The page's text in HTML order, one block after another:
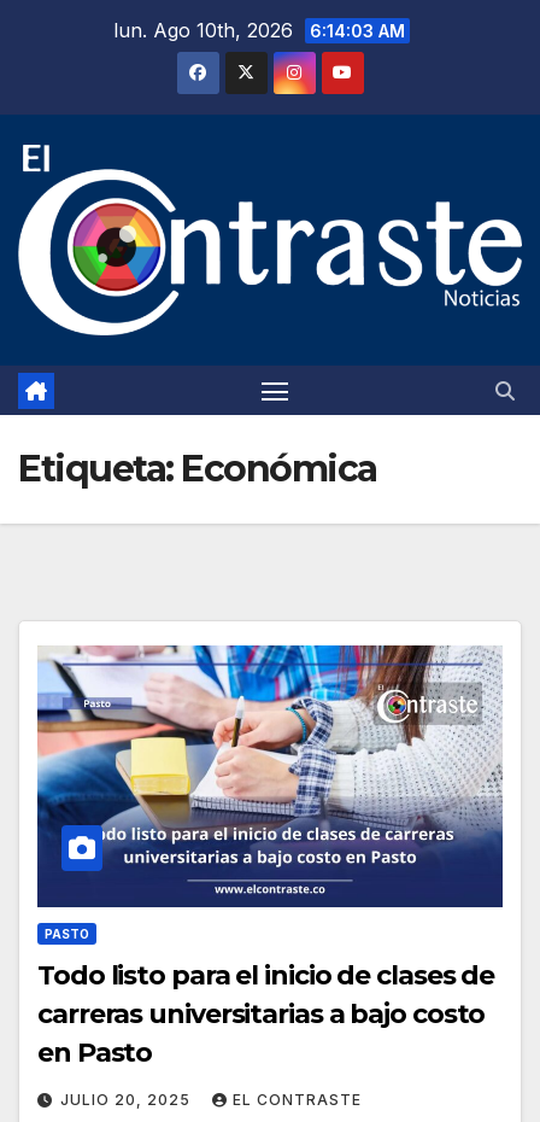
lun. Ago 10th, 2026 6:14:04 AM
Etiqueta: Económica
PASTO
Todo listo para el inicio de clases de
carreras universitarias a bajo costo
en Pasto
JULIO 20, 2025 EL CONTRASTE